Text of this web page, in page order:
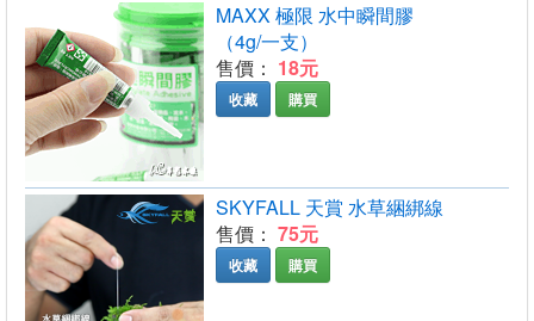
MAXX 極限 水中瞬間膠
（4g/一支）
售價： 18元
收藏 購買
SKYFALL 天賞 水草綑綁線
售價： 75元
收藏 購買